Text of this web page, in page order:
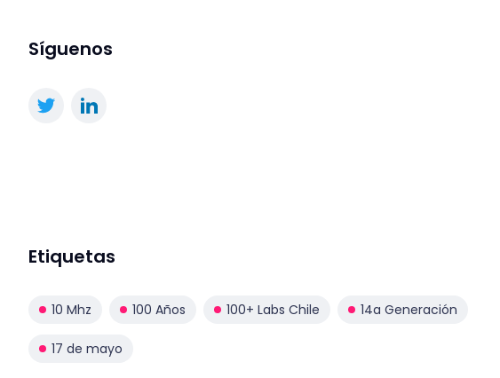
Síguenos
Etiquetas
10 Mhz 100 Años 100+ Labs Chile 14a Generación
17 de mayo